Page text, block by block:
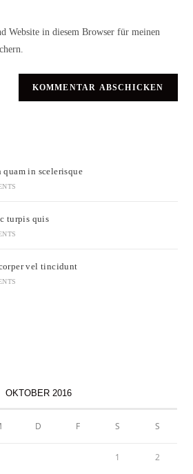
Website in diesem Browser für meinen
quam in scelerisque
turpis quis
vel tincidunt
OKTOBER 2016
D F S S
1 2